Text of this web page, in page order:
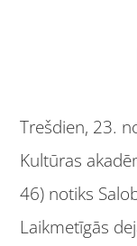
Trešdien, 23.
Kultūras
46) notiks
Laikmetīgās